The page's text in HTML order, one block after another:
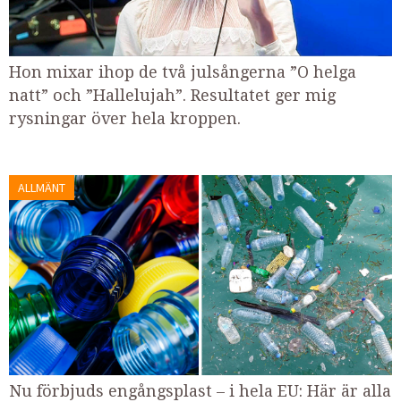
Hon mixar ihop de två julsångerna ”O helga
natt” och ”Hallelujah”. Resultatet ger mig
rysningar över hela kroppen.
ALLMÄNT
Nu förbjuds engångsplast – i hela EU: Här är alla